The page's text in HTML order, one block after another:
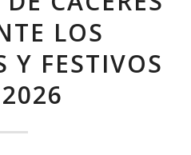
LOS
Y FESTIVOS